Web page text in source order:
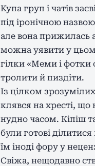
Купа груп і чатів
під іронічною
але вона прижилась
можна уявити у
гілки «Меми і фотки
тролити й пиздіти.
Із цілком
клявся на хресті,
нудно часом. Кіпіш
були готові
їм іноді фору у
Свіжа, нещодавно